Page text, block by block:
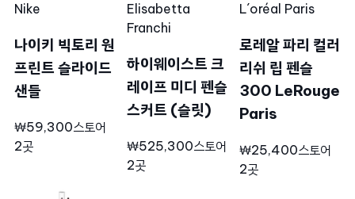
Nike
나이키 빅토리 원
프린트 슬라이드
샌들
₩59,300스토어
2곳
Elisabetta
Franchi
하이웨이스트 크
레이프 미디 펜슬
스커트 (슬릿)
₩525,300스토어
2곳
L´oréal Paris
로레알 파리 컬러
리쉬 립 펜슬
300 LeRouge
Paris
₩25,400스토어
2곳